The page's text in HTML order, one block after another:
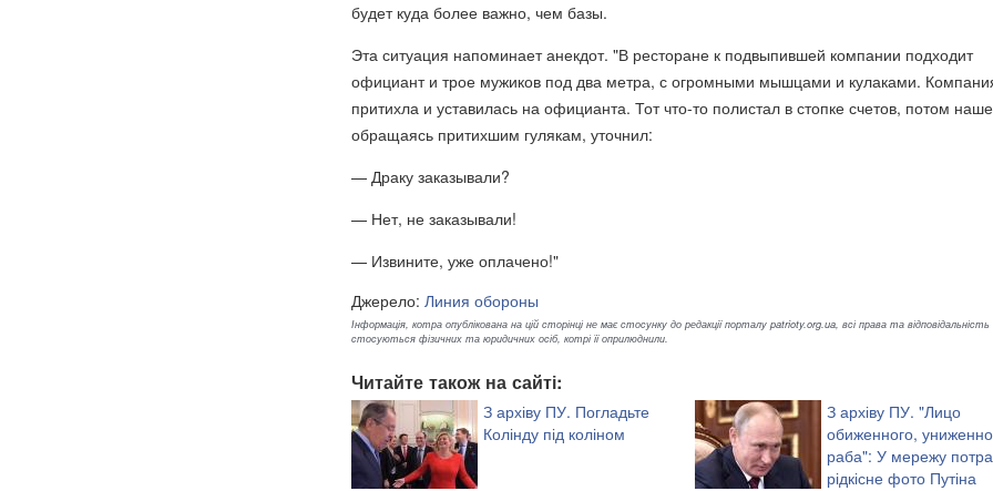
будет куда более важно, чем базы.
Эта ситуация напоминает анекдот. "В ресторане к подвыпившей компании подходит
официант и трое мужиков под два метра, с огромными мышцами и кулаками.
притихла и уставилась на официанта. Тот что-то полистал в стопке счетов, потом
обращаясь притихшим гулякам, уточнил:
— Драку заказывали?
— Нет, не заказывали!
— Извините, уже оплачено!"
Джерело: Линия обороны
Інформація, котра опублікована на цій сторінці не має стосунку до редакції порталу patrioty.org.ua, всі права та відповідальність
стосуються фізичних та юридичних осіб, котрі її оприлюднили.
Читайте також на сайті:
З архіву ПУ. Погладьте
Колінду під коліном
З архіву ПУ. "Лицо
обиженного,
раба": У мережу
рідкісне фото Путіна